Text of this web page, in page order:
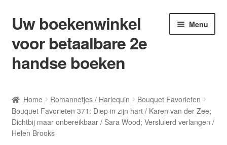
Ga
door
naar
navigatie
Ga
naar
de
inhoud
Uw boekenwinkel
voor betaalbare 2e
handse boeken
Menu
Afrekenen
Algemene Voorwaarden
Home Romannetjes / Harlequin
Bouquet Favorieten
Bouquet Favorieten 371: Diep in zijn hart / Karen van der Zee;
Dichtbij maar onbereikbaar / Sara Wood; Versluierd verlangen /
Helen Brooks